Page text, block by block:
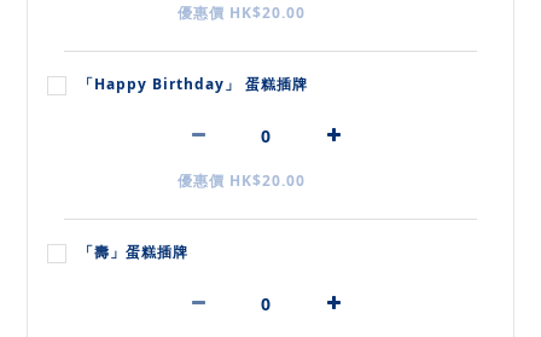
優惠價 HK$20.00
「Happy Birthday」 蛋糕插牌
優惠價 HK$20.00
「壽」蛋糕插牌